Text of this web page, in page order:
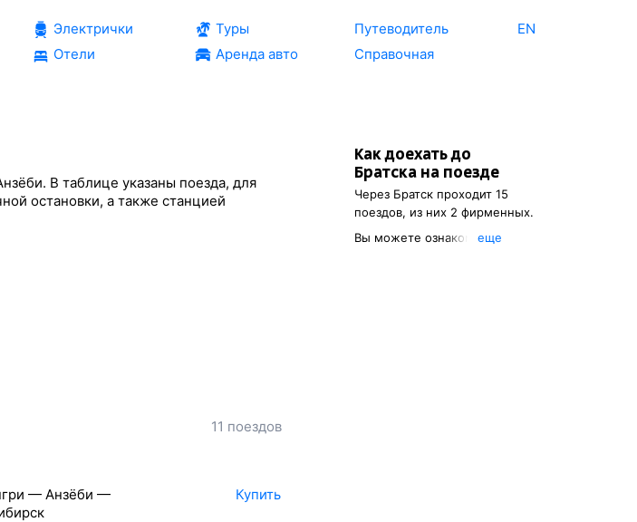
Электрички
Отели
Туры
Аренда авто
Путеводитель
Справочная
EN
В таблице указаны поезда, для
остановки, а также станцией
11 поездов
— Анзёби —
Купить
Как доехать до
Братскана поезде
Через Братскпроходит 15
поездов, из них 2 фирменных.
Вы можете ознакомиться с
eще